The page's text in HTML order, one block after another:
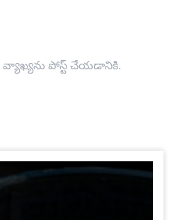
వ్యాఖ్యను పోస్ట్ చేయడానికి.